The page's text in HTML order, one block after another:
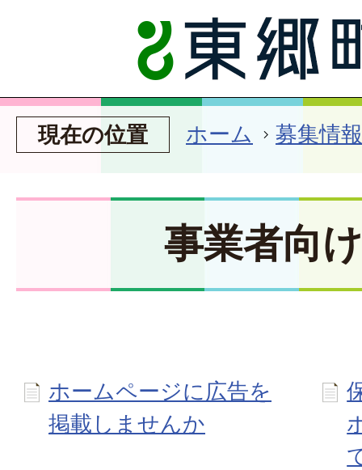
現在の位置 ホーム 募集情報
事業者向
ホームページに広告を
掲載しませんか